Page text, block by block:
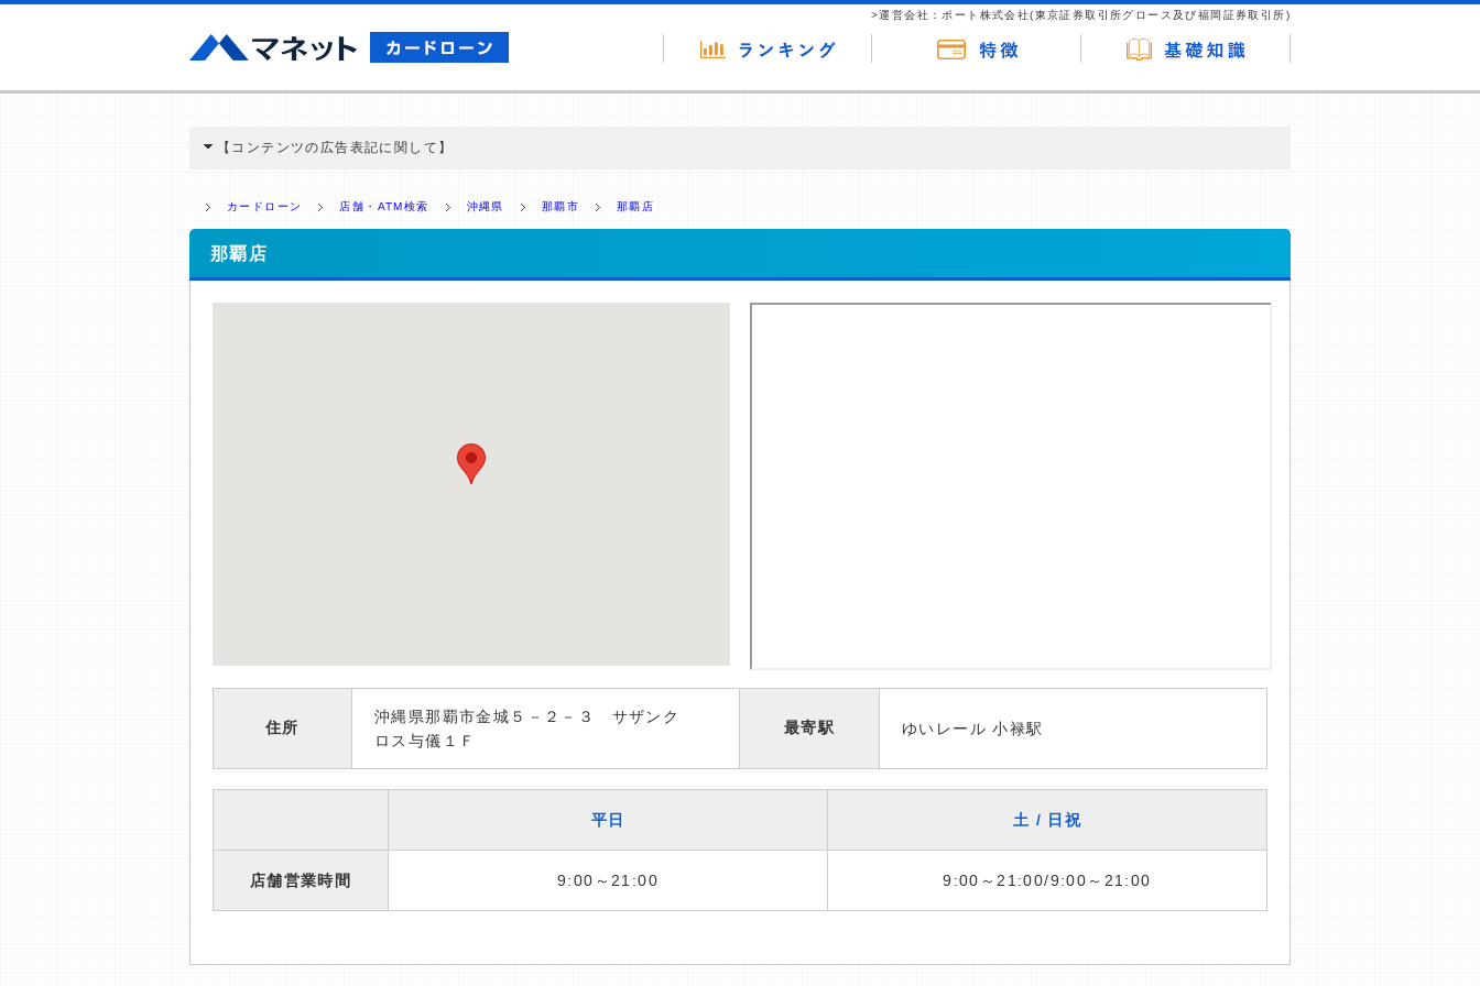
>運営会社：ポート株式会社(東京証券取引所グロース及び福岡証券取引所)
【コンテンツの広告表記に関して】
ミ収集などに基づき、公平性を担保した情報提供を行っています。
>提携企業一覧
カードローン 店舗・ATM検索 沖縄県 那覇市 那覇店
那覇店
住所
沖縄県那覇市金城５－２－３ サザンク
ロス与儀１Ｆ
最寄駅 ゆいレール 小禄駅
平日 土 / 日祝
店舗営業時間 9:00～21:00 9:00～21:00/9:00～21:00